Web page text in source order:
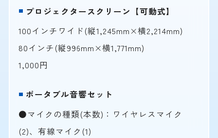
プロジェクタースクリーン【可動式】
100インチワイド(縦1,245mm×横2,214mm)
80インチ(縦996mm×横1,771mm)
1,000円
ポータブル音響セット
●マイクの種類(本数)：ワイヤレスマイク
(2)、有線マイク(1)